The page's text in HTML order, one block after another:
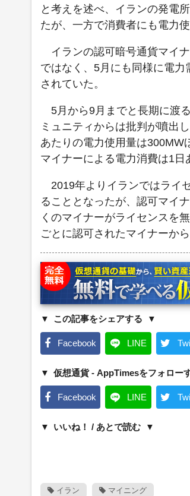
と考えを述べ、イランの発電
たが、一方で消費者にも電力
イランの認可暗号通貨マイ
ではなく、5月にも同様に電
されていた。
5月から9月までと長期に渡
ミュニティからは批判が噴出
あたりの電力使用量は300MW
マイナーによる電力消費は1日
2019年よりイランではライ
ることとなったが、認可マイ
くのマイナーがライセンスを
ごとに認可されたマイナーか
この記事をシェアする
Facebook LINE
仮想通貨 - AppTimesをフォロー
Facebook LINE
いいね！ / あとで読む
イラン マイニング